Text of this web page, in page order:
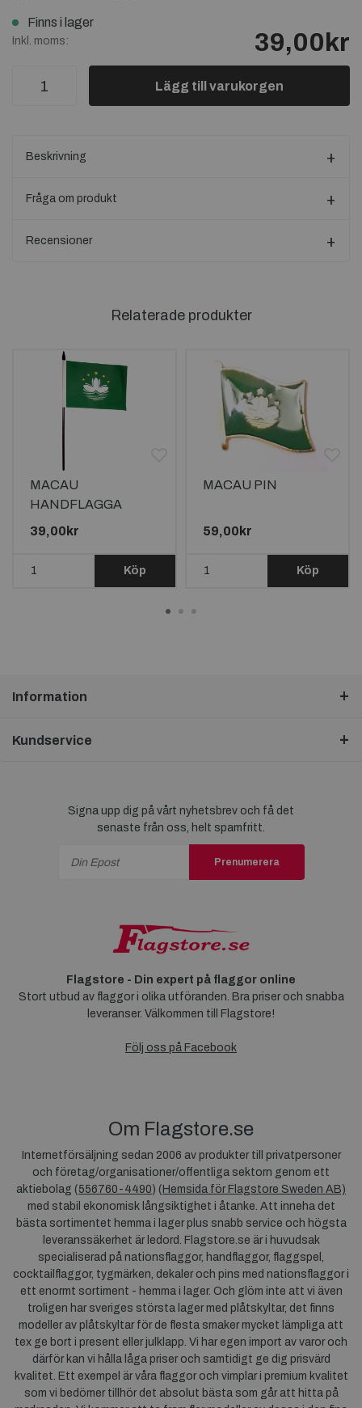
Finns i lager
Inkl. moms: 39,00kr
Lägg till varukorgen
Beskrivning
Fråga om produkt
Recensioner
Relaterade produkter
MACAU
HANDFLAGGA
15X10CM
39,00kr
Köp
MACAU PIN
59,00kr
Köp
Information
Kundservice
Signa upp dig på vårt nyhetsbrev och få det
senaste från oss, helt spamfritt.
Prenumerera
Flagstore - Din expert på flaggor online
Stort utbud av flaggor i olika utföranden. Bra priser och snabba
leveranser. Välkommen till Flagstore!
Följ oss på Facebook
Om Flagstore.se
Internetförsäljning sedan 2006 av produkter till privatpersoner
och företag/organisationer/offentliga sektorn genom ett
aktiebolag (556760-4490) ( Hemsida för Flagstore Sweden AB)
med stabil ekonomisk långsiktighet i åtanke. Att inneha det
bästa sortimentet hemma i lager plus snabb service och högsta
leveranssäkerhet är ledord. Flagstore.se är i huvudsak
specialiserad på nationsflaggor, handflaggor, flaggspel,
cocktailflaggor, tygmärken, dekaler och pins med nationsflaggor i
ett enormt sortiment - hemma i lager. Och glöm inte att vi även
troligen har sveriges största lager med plåtskyltar, det finns
modeller av plåtskyltar för de flesta smaker mycket lämpliga att
tex ge bort i present eller julklapp. Vi har egen import av varor och
därför kan vi hålla låga priser och samtidigt ge dig prisvärd
kvalitet. Ett exempel är våra flaggor och vimplar i premium kvalitet
som vi bedömer tillhör det absolut bästa som går att hitta på